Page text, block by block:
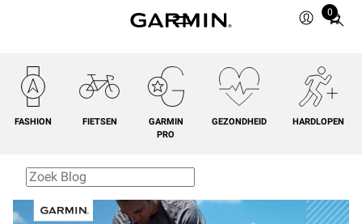
0
Total
cart:
0
FASHION FIETSEN
GARMIN
PRO
GEZONDHEID HARDLOPEN